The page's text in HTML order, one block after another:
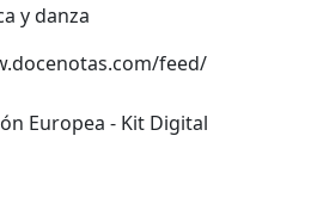
y danza
feed/